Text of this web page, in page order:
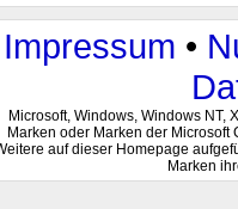
Impressum •
Microsoft, Windows, Windows NT,
Marken oder Marken der
auf dieser Homepage
Marken